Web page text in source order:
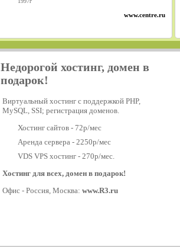
www.centre.ru
Недорогой хостинг, домен в
подарок!
Виртуальный хостинг с поддержкой PHP,
MySQL, SSI; регистрация доменов.
Хостинг сайтов - 72р/мес
Аренда сервера - 2250р/мес
VDS VPS хостинг - 270р/мес.
Хостинг для всех, домен в подарок!
Офис - Россия, Москва: www.R3.ru